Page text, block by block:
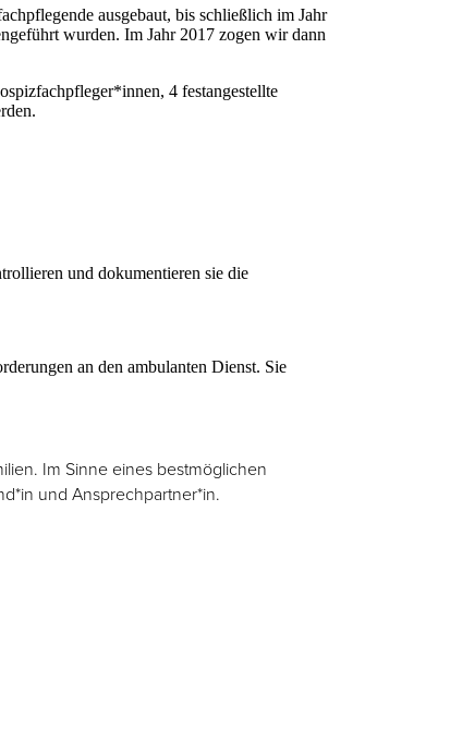
ausgebaut, bis schließlich im Jahr
wurden. Im Jahr 2017 zogen wir dann
4 festangestellte
und dokumentieren sie die
an den ambulanten Dienst. Sie
Im Sinne eines bestmöglichen
und Ansprechpartner*in.